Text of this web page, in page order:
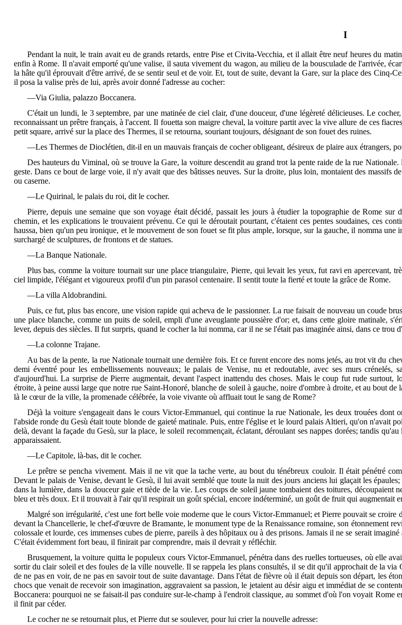
I
Pendant la nuit, le train avait eu de grands retards, entre Pise et Civita-Vecchia, et il allait être neuf heures du
enfin à Rome. Il n'avait emporté qu'une valise, il sauta vivement du wagon, au milieu de la bousculade de l'arrivée,
la hâte qu'il éprouvait d'être arrivé, de se sentir seul et de voir. Et, tout de suite, devant la Gare, sur la place des Cinq-
il posa la valise près de lui, après avoir donné l'adresse au cocher:
—Via Giulia, palazzo Boccanera.
C'était un lundi, le 3 septembre, par une matinée de ciel clair, d'une douceur, d'une légèreté délicieuses. Le
reconnaissant un prêtre français, à l'accent. Il fouetta son maigre cheval, la voiture partit avec la vive allure de ces
petit square, arrivé sur la place desThermes, il se retourna, souriant toujours, désignant de son fouet des ruines.
—Les Thermes de Dioclétien, dit-il en un mauvais français de cocher obligeant, désireux de plaire aux étrangers,
Des hauteurs du Viminal, où se trouve la Gare, la voiture descendit au grand trot la pente raide de la rue
geste. Dans ce bout de large voie, il n'y avait que des bâtisses neuves. Sur la droite, plus loin, montaient des massifs
ou caserne.
—Le Quirinal, le palais du roi, dit le cocher.
Pierre, depuis une semaine que son voyage était décidé, passait les jours à étudier la topographie de Rome
chemin, et les explications le trouvaient prévenu. Ce qui le déroutait pourtant, c'étaient ces pentes soudaines, ces
haussa, bien qu'un peu ironique, et le mouvement de son fouet se fit plus ample, lorsque, sur la gauche, il nomma une
surchargé de sculptures, de frontons et de statues.
—La Banque Nationale.
Plus bas, comme la voiture tournait sur une place triangulaire, Pierre, qui levait les yeux, fut ravi en apercevant,
ciel limpide, l'élégant et vigoureux profil d'un pin parasol centenaire. Il sentit toute la fierté et toute la grâce de Rome.
—La villa Aldobrandini.
Puis, ce fut, plus bas encore, une vision rapide qui acheva de le passionner. La rue faisait de nouveau un coude
une place blanche, comme un puits de soleil, empli d'une aveuglante poussière d'or; et, dans cette gloire matinale,
lever, depuis des siècles. Il fut surpris, quand le cocher la lui nomma, car il ne se l'était pas imaginée ainsi, dans ce trou
—La colonne Trajane.
Au bas de la pente, la rue Nationale tournait une dernière fois. Et ce furent encore des noms jetés, au trot vit du
demi éventré pour les embellissements nouveaux; le palais de Venise, nu et redoutable, avec ses murs
d'aujourd'hui. La surprise de Pierre augmentait, devant l'aspect inattendu des choses. Mais le coup fut rude
étroite, à peine aussi large que notre rue Saint-Honoré, blanche de soleil à gauche, noire d'ombre à droite, et au bout
là le cœur de la ville, la promenade célébrée, la voie vivante où affluait tout le sang de Rome?
Déjà la voiture s'engageait dans le cours Victor-Emmanuel, qui continue la rue Nationale, les deux trouées
l'abside ronde du Gesù était toute blonde de gaieté matinale. Puis, entre l'église et le lourd palais Altieri, qu'on n'avait
delà, devant la façade du Gesù, sur la place, le soleil recommençait, éclatant, déroulant ses nappes dorées; tandis
apparaissaient.
—Le Capitole, là-bas, dit le cocher.
Le prêtre se pencha vivement. Mais il ne vit que la tache verte, au bout du ténébreux couloir. Il était pénétré
Devant le palais de Venise, devant le Gesù, il lui avait semblé que toute la nuit des jours anciens lui glaçait les
dans la lumière, dans la douceur gaie et tiède de la vie. Les coups de soleil jaune tombaient des toitures, découpaient
bleu et très doux. Et il trouvait à l'air qu'il respirait un goût spécial, encore indéterminé, un goût de fruit qui augmentait
Malgré son irrégularité, c'est une fort belle voie moderne que le cours Victor-Emmanuel; et Pierre pouvait se croire
devant la Chancellerie, le chef-d'œuvre de Bramante, le monument type de la Renaissance romaine, son étonnement
colossale et lourde, ces immenses cubes de pierre, pareils à des hôpitaux ou à des prisons. Jamais il ne se serait
C'était évidemment fort beau, il finirait par comprendre, mais il devrait y réfléchir.
Brusquement, la voiture quitta le populeux cours Victor-Emmanuel, pénétra dans des ruelles tortueuses, où elle
sortir du clair soleil et des foules de la ville nouvelle. Il se rappela les plans consultés, il se dit qu'il approchait de la
de ne pas en voir, de ne pas en savoir tout de suite davantage. Dans l'état de fièvre où il était depuis son départ, les
chocs que venait de recevoir son imagination, aggravaient sa passion, le jetaient au désir aigu et immédiat de se
Boccanera: pourquoi ne se faisait-il pas conduire sur-le-champ à l'endroit classique, au sommet d'où l'on voyait Rome
il finit par céder.
Le cocher ne se retournait plus, et Pierre dut se soulever, pour lui crier la nouvelle adresse: